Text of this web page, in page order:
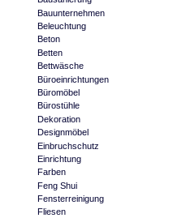
Bauunternehmen
Beleuchtung
Beton
Betten
Bettwäsche
Büroeinrichtungen
Büromöbel
Bürostühle
Dekoration
Designmöbel
Einbruchschutz
Einrichtung
Farben
Feng Shui
Fensterreinigung
Fliesen